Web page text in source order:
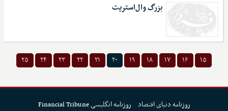
بزرگ وال‌استریت
۱۵ ۱۶ ۱۷ ۱۸ ۱۹ ۲۰ ۲۱ ۲۲ ۲۳ ۲۴ ۲۵
روزنامه دنیای اقتصاد روزنامه انگلیسی Financial Tribune